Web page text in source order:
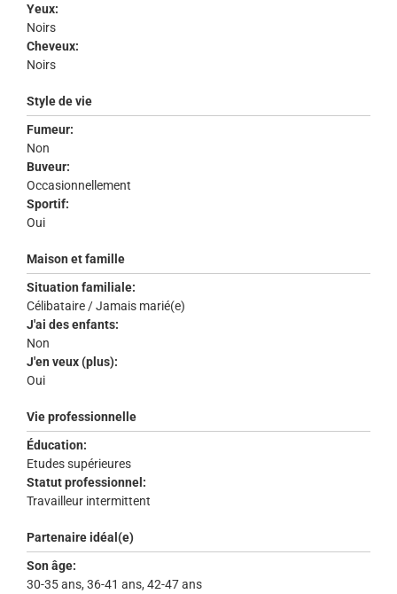
Yeux:
Noirs
Cheveux:
Noirs
Style de vie
Fumeur:
Non
Buveur:
Occasionnellement
Sportif:
Oui
Maison et famille
Situation familiale:
Célibataire / Jamais marié(e)
J'ai des enfants:
Non
J'en veux (plus):
Oui
Vie professionnelle
Éducation:
Etudes supérieures
Statut professionnel:
Travailleur intermittent
Partenaire idéal(e)
Son âge:
30-35 ans, 36-41 ans, 42-47 ans